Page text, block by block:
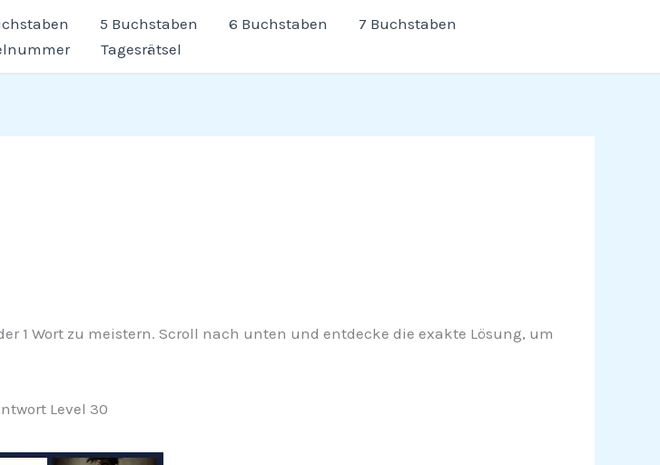
5 Buchstaben 6 Buchstaben
7 Buchstaben
Tagesrätsel
1 Wort zu meistern. Scroll nach unten und entdecke die exakte Lösung, um
Level 30